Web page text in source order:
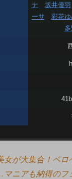
ナ
坂井優羽
ーサ
彩花ゆ
女が大集合！ペロ
マニアも納得のフ